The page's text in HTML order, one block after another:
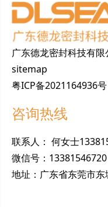
广东德龙密封科技有
sitemap
粤ICP备2021164936号
咨询热线
联系人 ： 何女士
微信号 ： 13381546720
地址 ： 广东省东莞市